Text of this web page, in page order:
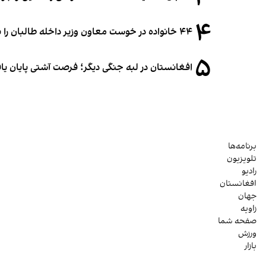
۴ ۴۴ خانواده در خوست معاون وزیر داخله طالبان را به غصب زمین متهم کردند
۵ افغانستان در لبه جنگی دیگر؛ فرصت آشتی پایان
برنامه‌ها
تلویزیون
رادیو
افغانستان
جهان
زاویه
صفحه شما
ورزش
بازار